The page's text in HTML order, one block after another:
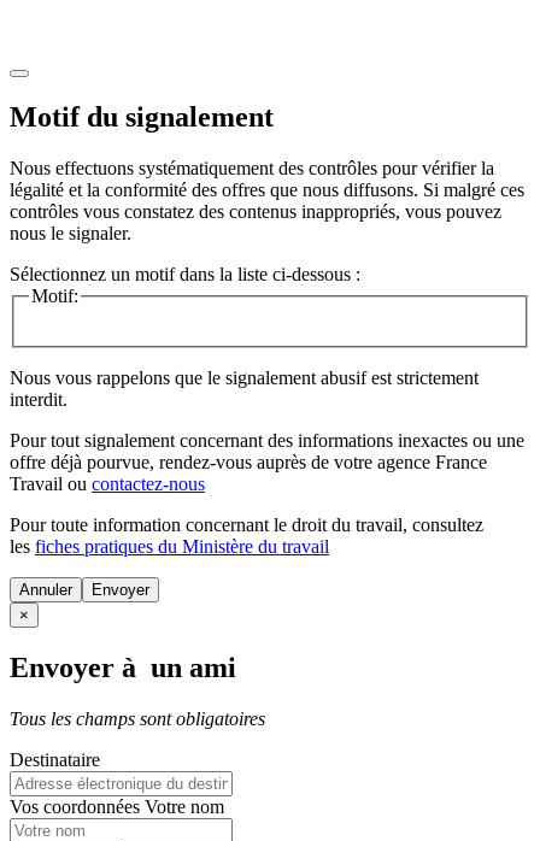
Motif du signalement
Nous effectuons systématiquement des contrôles pour vérifier la
légalité et la conformité des offres que nous diffusons. Si malgré ces
contrôles vous constatez des contenus inappropriés, vous pouvez
nous le signaler.
Sélectionnez un motif dans la liste ci-dessous :
Motif:
Nous vous rappelons que le signalement abusif est strictement
interdit.
Pour tout signalement concernant des informations inexactes ou une
offre déjà pourvue, rendez-vous auprès de votre agence France
Travail ou contactez-nous
Pour toute information concernant le droit du travail, consultez
les fiches pratiques du Ministère du travail
Annuler
×
Envoyer à un ami
Tous les champs sont obligatoires
Destinataire
Vos coordonnées Votre nom